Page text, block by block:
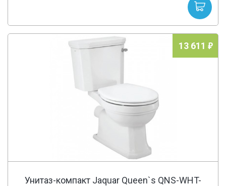
13 611
Унитаз-компакт Jaquar Queen`s QNS-WHT-